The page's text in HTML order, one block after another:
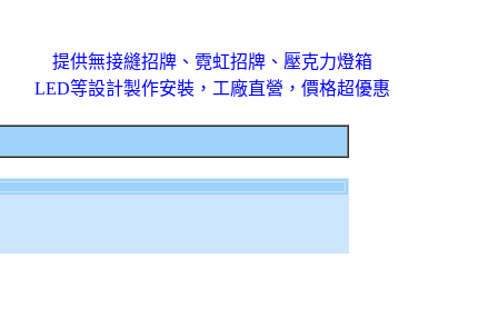
提供無接縫招牌、霓虹招牌、壓克力燈箱
LED等設計製作安裝，工廠直營，價格超優惠